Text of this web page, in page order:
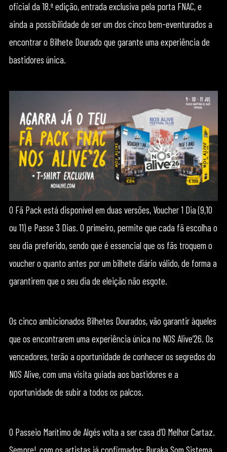
oficial da 18.ª edição, entrada exclusiva pela porta FNAC, e
ainda a possibilidade de ser um dos cinco bem-eventurados a
encontrar o Bilhete Dourado que garante uma experiência de
bastidores única.
O Fã Pack está disponível em duas versões, Voucher 1 Dia (9,10
ou 11) e Passe 3 Dias. O primeiro, permite que cada fã escolha o
seu dia preferido, sendo que é essencial que os fãs troquem o
voucher o quanto antes por um bilhete diário válido, de forma a
garantirem que o seu dia de eleição não esgote.
Os cinco ambicionados Bilhetes Dourados, vão garantir àqueles
que os encontrarem uma experiência única no NOS Alive’26. Os
vencedores, terão a oportunidade de conhecer os segredos do
NOS Alive, com uma visita guiada aos bastidores e a
oportunidade de subir a todos os palcos.
O Passeio Marítimo de Algés volta a ser casa d’O Melhor Cartaz.
Sempre!, com os artistas já confirmados: Buraka Som Sistema,